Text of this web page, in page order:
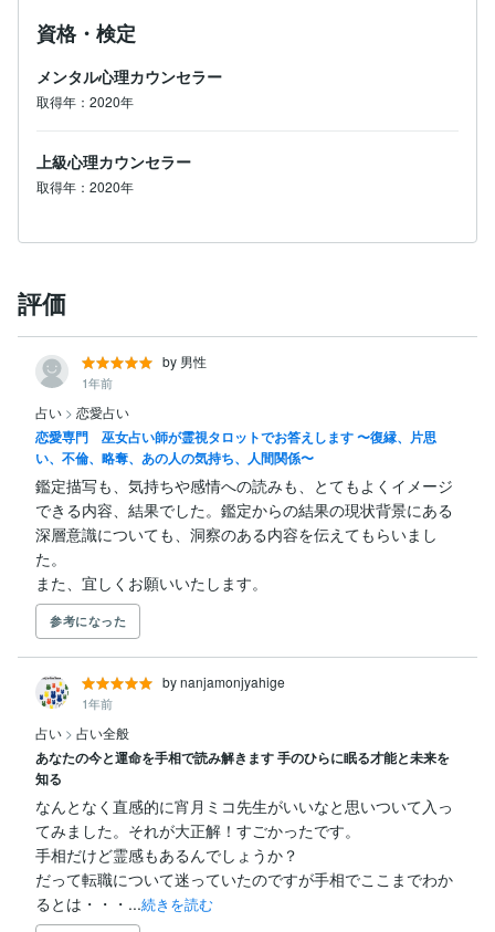
資格・検定
メンタル心理カウンセラー
取得年：2020年
上級心理カウンセラー
取得年：2020年
評価
by 男性
1年前
占い > 恋愛占い
恋愛専門 巫女占い師が霊視タロットでお答えします 〜復縁、片思
い、不倫、略奪、あの人の気持ち、人間関係〜
鑑定描写も、気持ちや感情への読みも、とてもよくイメージ
できる内容、結果でした。鑑定からの結果の現状背景にある
深層意識についても、洞察のある内容を伝えてもらいまし
た。
また、宜しくお願いいたします。
参考になった
by nanjamonjyahige
1年前
占い > 占い全般
あなたの今と運命を手相で読み解きます 手のひらに眠る才能と未来を
知る
なんとなく直感的に宵月ミコ先生がいいなと思いついて入っ
てみました。それが大正解！すごかったです。
手相だけど霊感もあるんでしょうか？
だって転職について迷っていたのですが手相でここまでわか
るとは・・・...続きを読む